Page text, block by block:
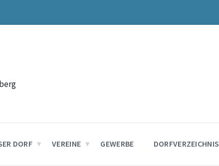
DORF VEREINE GEWERBE DORFVERZEICHNIS